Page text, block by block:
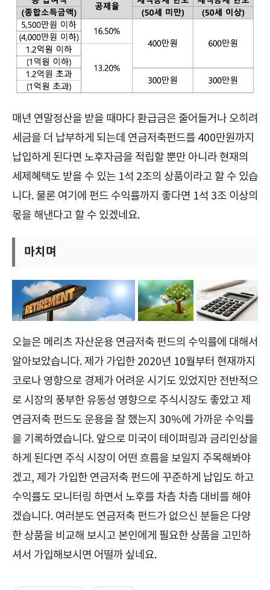
매년 연말정산을 받을 때마다 환급금은 줄어들거나 오히려
세금을 더 납부하게 되는데 연금저축펀드를 400만원까지
납입하게 된다면 노후자금을 적립할 뿐만 아니라 현재의
세제혜택도 받을 수 있는 1석 2조의 상품이라고 할 수 있습
니다. 물론 여기에 펀드 수익률까지 좋다면 1석 3조 이상의
몫을 해낸다고 할 수 있겠네요.
마치며
오늘은 메리츠 자산운용 연금저축 펀드의 수익률에 대해서
알아보았습니다. 제가 가입한 2020년 10월부터 현재까지
코로나 영향으로 경제가 어려운 시기도 있었지만 전반적으
로 시장의 풍부한 유동성 영향으로 주식시장도 좋았고 제
연금저축 펀드도 운용을 잘 했는지 30%에 가까운 수익률
을 기록하였습니다. 앞으로 미국이 테이퍼링과 금리인상을
하게 된다면 주식 시장이 어떤 흐름을 보일지 주목해봐야
겠고, 제가 가입한 연금저축 펀드에 꾸준하게 납입도 하고
수익률도 모니터링 하면서 노후를 차츰 차츰 대비를 해야
겠습니다. 여러분도 연금저축 펀드가 없으신 분들은 다양
한 상품을 비교해 보시고 본인에게 필요한 상품을 고민하
셔서 가입해보시면 어떨까 싶네요.